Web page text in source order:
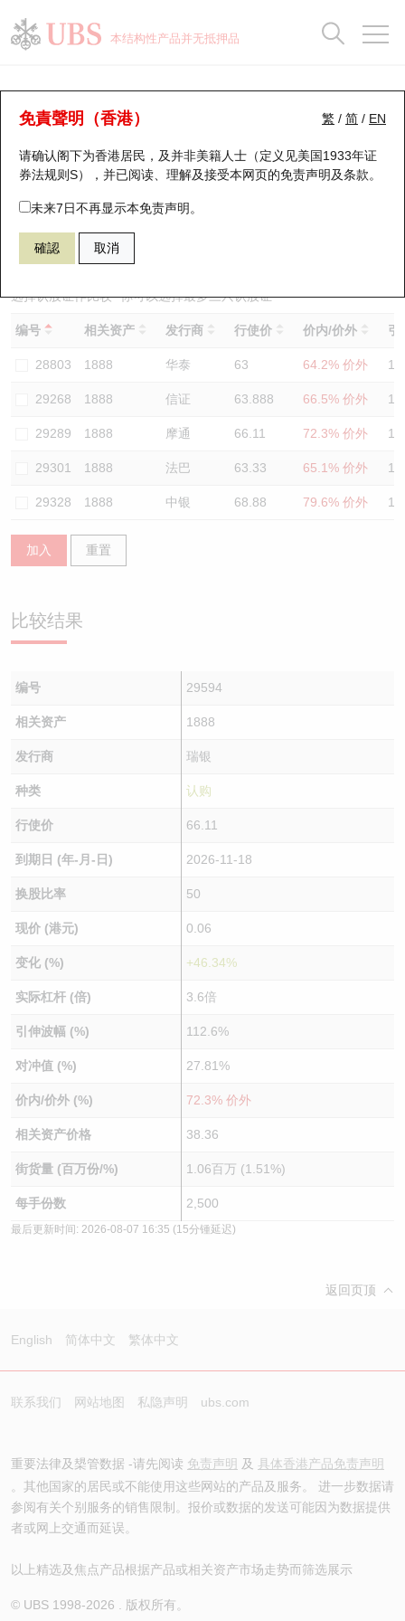
本结构性产品并无抵押品
繁 / 简 / EN
免責聲明（香港）
请确认阁下为香港居民，及并非美籍人士（定义见美国1933年证
券法规则S），并已阅读、理解及接受本网页的免责声明及条款。
未来7日不再显示本免责声明。
確認 取消
认股证分析仪
表现 街货统计 比较
29594 瑞银认购 1888 建滔积层板
选择认股证作比较*你可以选择最多三只认股证
编号 相关资产 发行商 行使价 价内/价外 引
28803 1888 华泰 63 64.2% 价外
29268 1888 信证 63.888 66.5% 价外
29289 1888 摩通 66.11 72.3% 价外
29301 1888 法巴 63.33 65.1% 价外
29328 1888 中银 68.88 79.6% 价外
加入 重置
比较结果
编号 29594
相关资产 1888
发行商 瑞银
种类 认购
行使价 66.11
到期日 (年-月-日) 2026-11-18
换股比率 50
现价 (港元) 0.06
变化 (%) +46.34%
实际杠杆 (倍) 3.6倍
引伸波幅 (%) 112.6%
对冲值 (%) 27.81%
价内/价外 (%) 72.3% 价外
相关资产价格 38.36
街货量 (百万份/%) 1.06百万 (1.51%)
每手份数 2,500
最后更新时间: 2026-08-07 16:35 (15分锺延迟)
返回页顶
English 简体中文 繁体中文
联系我们 网站地图 私隐声明 ubs.com
重要法律及槼管数据 -请先阅读 免责声明 及 具体香港产品免责声明
。其他国家的居民或不能使用这些网站的产品及服务。 进一步数据请
参阅有关个别服务的销售限制。报价或数据的发送可能因为数据提供
者或网上交通而延误。
以上精选及焦点产品根据产品或相关资产市场走势而筛选展示
© UBS 1998-2026 . 版权所有。
瑞银认股证一览
新发行瑞银认股证
即将到期认股证
认股证到期结算价查找
认股证分析仪
认股证速算机
认股证/牛熊证日志
认股证文件及公告
街货统计
比较
牛熊全景快搜
牛熊证搜寻
牛熊证街货分布图
正股牛熊证列表
新发行瑞银牛熊证
已收回牛熊证剩余价值
牛熊证到期结算价查找
牛熊证分析仪
牛熊证文件及公告
牛熊证文件及公告 (瑞信)
街货统计
比较
十大升幅/跌幅
十大认股证成交分布
十天股证占大市成交
资金流
街货统计
三十大平均引伸波幅
正股分析仪
二十大活跃股份
恒指成份股
国指成份股
科指成份股
相关资产沽空
中资ETFs溢价比较
AH 股价对照
ADR
收市竞价变化
持股比重
显示所有持股比重
每月轮证大市专题
轮证专栏
讲座及教育短片
认股证投资者教育
牛熊证投资者教育
认股证牛熊证常问问题